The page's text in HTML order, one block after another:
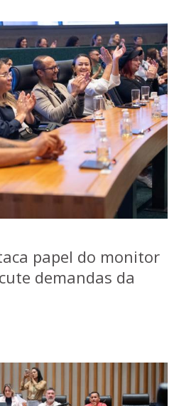
papel do monitor
demandas da